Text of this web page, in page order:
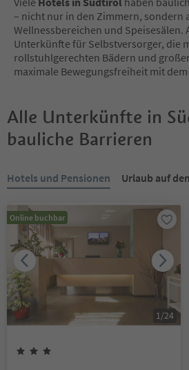
– nicht nur in den Zimmern, sondern
Wellnessbereichen und Speisesälen.
Unterkünfte für Selbstversorger, die
rollstuhlgerechten Bädern und
maximale Bewegungsfreiheit mit
Alle Unterkünfte in
bauliche Barrieren
Hotels und Pensionen Urlaub auf
Online buchbar
1 /24